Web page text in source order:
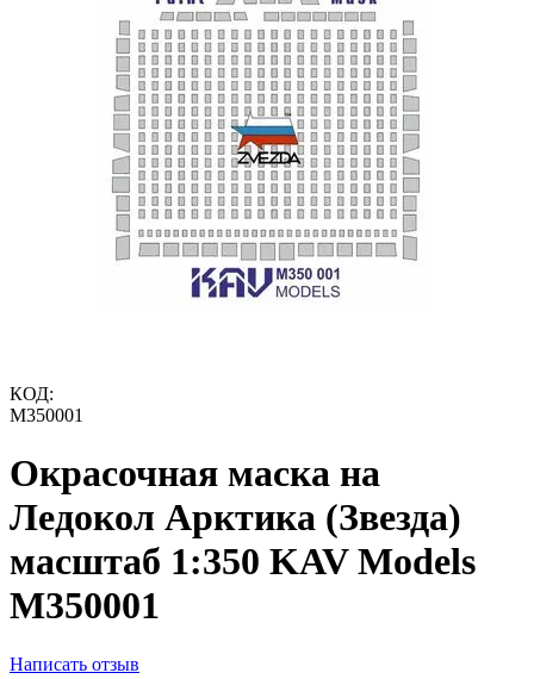
КОД:
M350001
Окрасочная маска на
Ледокол Арктика (Звезда)
масштаб 1:350 KAV Models
M350001
Написать отзыв